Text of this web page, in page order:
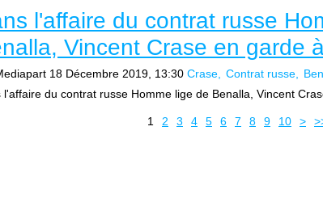
l'affaire du contrat russe
Vincent Crase en garde
18 Décembre 2019, 13:30 Crase Contrat russe
l'affaire du contrat russe Homme lige de Benalla, Vincent
1 2 3 4 5 6 7 8 9 10 >